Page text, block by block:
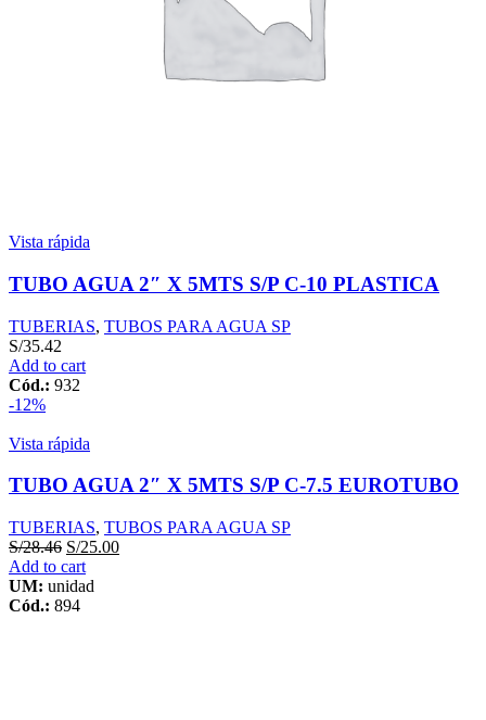
Vista rápida
TUBO AGUA 2″ X 5MTS S/P C-10 PLASTICA
TUBERIAS, TUBOS PARA AGUA SP
S/35.42
Add to cart
Cód.: 932
-12%
Vista rápida
TUBO AGUA 2″ X 5MTS S/P C-7.5 EUROTUBO
TUBERIAS, TUBOS PARA AGUA SP
S/28.46 S/25.00
Add to cart
UM: unidad
Cód.: 894